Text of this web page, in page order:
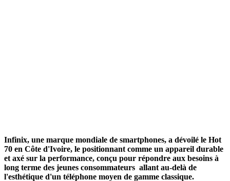
Infinix, une marque mondiale de smartphones, a dévoilé le Hot
70 en Côte d'Ivoire, le positionnant comme un appareil durable
et axé sur la performance, conçu pour répondre aux besoins à
long terme des jeunes consommateurs allant au-delà de
l'esthétique d'un téléphone moyen de gamme classique.